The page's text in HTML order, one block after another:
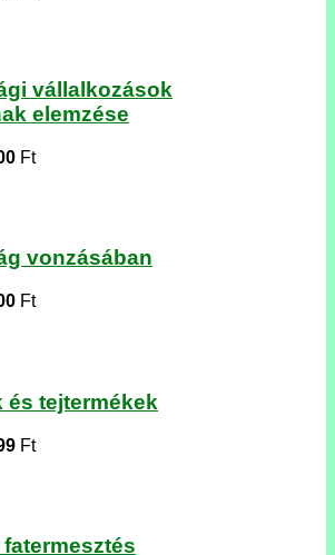
vállalkozások
elemzése
Ft
vonzásában
Ft
és tejtermékek
Ft